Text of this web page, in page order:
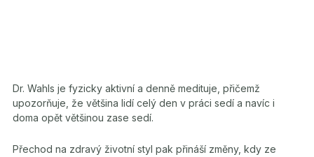
Dr. Wahls je fyzicky aktivní a denně medituje, přičemž
upozorňuje, že většina lidí celý den v práci sedí a navíc i
doma opět většinou zase sedí.
Přechod na zdravý životní styl pak přináší změny, kdy ze